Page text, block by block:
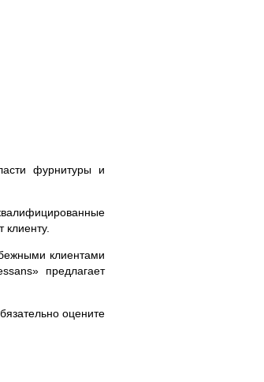
фурнитуры и
клиентами
предлагает
оцените